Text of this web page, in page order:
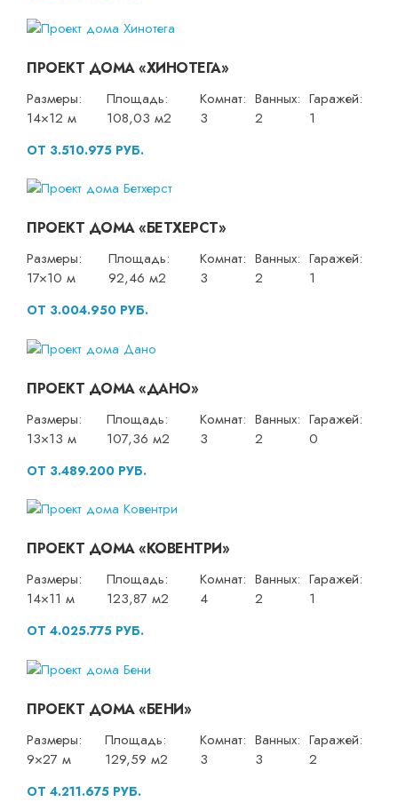
ПРОЕКТ ДОМА «ХИНОТЕГА»
Размеры:
14×12 м
Площадь:
108,03 м2
Комнат:
3
Ванных:
2
Гаражей:
1
ОТ 3.510.975 РУБ.
ПРОЕКТ ДОМА «БЕТХЕРСТ»
Размеры:
17×10 м
Площадь:
92,46 м2
Комнат:
3
Ванных:
2
Гаражей:
1
ОТ 3.004.950 РУБ.
ПРОЕКТ ДОМА «ДАНО»
Размеры:
13×13 м
Площадь:
107,36 м2
Комнат:
3
Ванных:
2
Гаражей:
0
ОТ 3.489.200 РУБ.
ПРОЕКТ ДОМА «КОВЕНТРИ»
Размеры:
14×11 м
Площадь:
123,87 м2
Комнат:
4
Ванных:
2
Гаражей:
1
ОТ 4.025.775 РУБ.
ПРОЕКТ ДОМА «БЕНИ»
Размеры:
9×27 м
Площадь:
129,59 м2
Комнат:
3
Ванных:
3
Гаражей:
2
ОТ 4.211.675 РУБ.